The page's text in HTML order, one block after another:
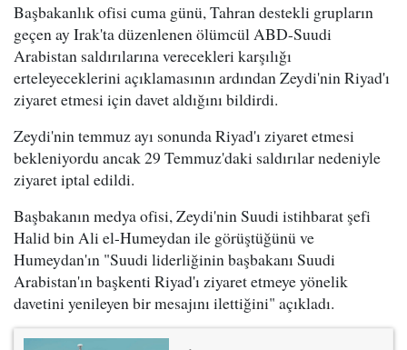
Başbakanlık ofisi cuma günü, Tahran destekli grupların
geçen ay Irak'ta düzenlenen ölümcül ABD-Suudi
Arabistan saldırılarına verecekleri karşılığı
erteleyeceklerini açıklamasının ardından Zeydi'nin Riyad'ı
ziyaret etmesi için davet aldığını bildirdi.
Zeydi'nin temmuz ayı sonunda Riyad'ı ziyaret etmesi
bekleniyordu ancak 29 Temmuz'daki saldırılar nedeniyle
ziyaret iptal edildi.
Başbakanın medya ofisi, Zeydi'nin Suudi istihbarat şefi
Halid bin Ali el-Humeydan ile görüştüğünü ve
Humeydan'ın "Suudi liderliğinin başbakanı Suudi
Arabistan'ın başkenti Riyad'ı ziyaret etmeye yönelik
davetini yenileyen bir mesajını ilettiğini" açıkladı.